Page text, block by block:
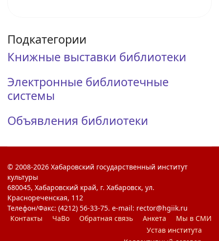
Подкатегории
Книжные выставки библиотеки
Электронные библиотечные
системы
Объявления библиотеки
© 2008-2026 Хабаровский государственный институт
культуры
680045, Хабаровский край, г. Хабаровск, ул.
Краснореченская, 112
Телефон/Факс: (4212) 56-33-75. e-mail: rector@hgiik.ru
Контакты
ЧаВо Обратная связь Анкета
Мы в СМИ
Устав института